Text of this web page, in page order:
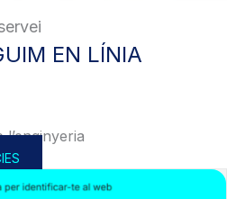
EN LÍNIA
l’enginyeria